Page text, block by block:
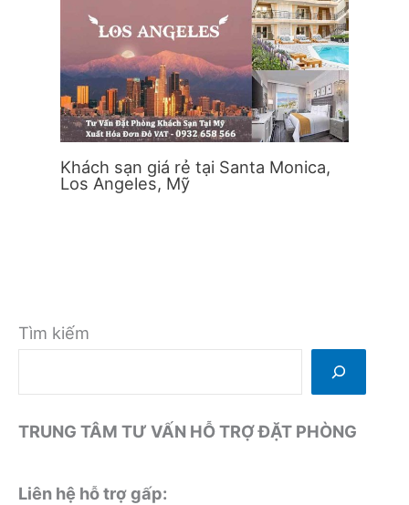
Khách sạn giá rẻ tại Santa Monica,
Los Angeles, Mỹ
Tìm kiếm
TRUNG TÂM TƯ VẤN HỖ TRỢ ĐẶT PHÒNG
Liên hệ hỗ trợ gấp: